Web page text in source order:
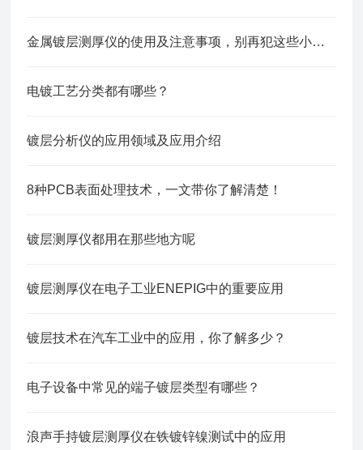
金属镀层测厚仪的使用及注意事项，别再犯这些小错误
电镀工艺分类都有哪些？
镀层分析仪的应用领域及应用介绍
8种PCB表面处理技术，一文带你了解清楚！
镀层测厚仪都用在那些地方呢
镀层测厚仪在电子工业ENEPIG中的重要应用
镀层技术在汽车工业中的应用，你了解多少？
电子设备中常见的端子镀层类型有哪些？
浪声手持镀层测厚仪在铁镀锌镍测试中的应用